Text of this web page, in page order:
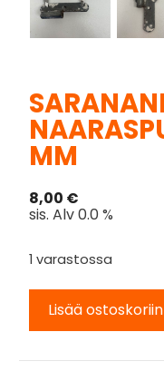
MM
8,00 €
sis. Alv 0.0 %
1 varastossa
Lisää ostoskoriin